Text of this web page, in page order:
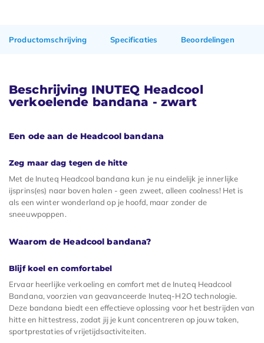
Productomschrijving Specificaties Beoordelingen
Beschrijving INUTEQ Headcool
verkoelende bandana - zwart
Een ode aan de Headcool bandana
Zeg maar dag tegen de hitte
Met de Inuteq Headcool bandana kun je nu eindelijk je innerlijke
ijsprins(es) naar boven halen - geen zweet, alleen coolness! Het is
als een winter wonderland op je hoofd, maar zonder de
sneeuwpoppen.
Waarom de Headcool bandana?
Blijf koel en comfortabel
Ervaar heerlijke verkoeling en comfort met de Inuteq Headcool
Bandana, voorzien van geavanceerde Inuteq-H2O technologie.
Deze bandana biedt een effectieve oplossing voor het bestrijden van
hitte en hittestress, zodat jij je kunt concentreren op jouw taken,
sportprestaties of vrijetijdsactiviteiten.